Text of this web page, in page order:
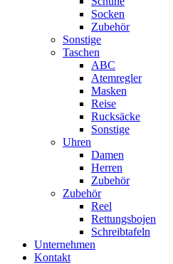
Socken
Zubehör
Sonstige
Taschen
ABC
Atemregler
Masken
Reise
Rucksäcke
Sonstige
Uhren
Damen
Herren
Zubehör
Zubehör
Reel
Rettungsbojen
Schreibtafeln
Unternehmen
Kontakt